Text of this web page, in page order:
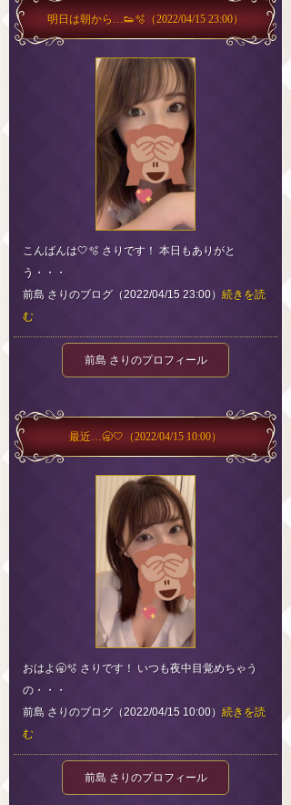
明日は朝から…👟🫧 （2022/04/15 23:00）
こんばんは🤍🫧 さりです！ 本日もありがと
う・・・
前島 さりのブログ（2022/04/15 23:00） 続きを読
む
前島 さりのプロフィール
最近…🥱🤍 （2022/04/15 10:00）
おはよ🥱🫧 さりです！ いつも夜中目覚めちゃう
の・・・
前島 さりのブログ（2022/04/15 10:00） 続きを読
む
前島 さりのプロフィール